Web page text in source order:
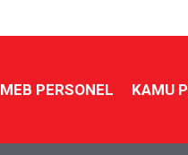
MEB PERSONEL KAMU